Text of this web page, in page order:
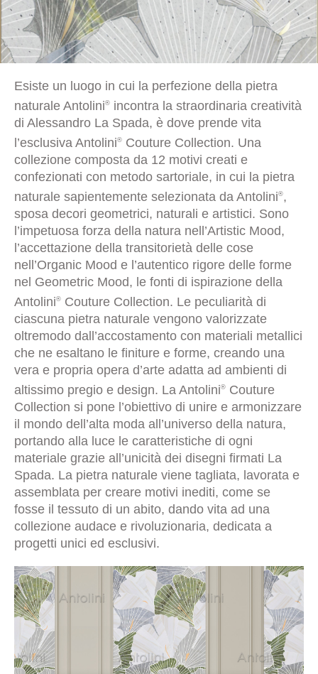
Esiste un luogo in cui la perfezione della pietra
naturale Antolini® incontra la straordinaria creatività
di Alessandro La Spada, è dove prende vita
l’esclusiva Antolini® Couture Collection. Una
collezione composta da 12 motivi creati e
confezionati con metodo sartoriale, in cui la pietra
naturale sapientemente selezionata da Antolini®,
sposa decori geometrici, naturali e artistici. Sono
l’impetuosa forza della natura nell’Artistic Mood,
l’accettazione della transitorietà delle cose
nell’Organic Mood e l’autentico rigore delle forme
nel Geometric Mood, le fonti di ispirazione della
Antolini® Couture Collection. Le peculiarità di
ciascuna pietra naturale vengono valorizzate
oltremodo dall’accostamento con materiali metallici
che ne esaltano le finiture e forme, creando una
vera e propria opera d’arte adatta ad ambienti di
altissimo pregio e design. La Antolini® Couture
Collection si pone l’obiettivo di unire e armonizzare
il mondo dell’alta moda all’universo della natura,
portando alla luce le caratteristiche di ogni
materiale grazie all’unicità dei disegni firmati La
Spada. La pietra naturale viene tagliata, lavorata e
assemblata per creare motivi inediti, come se
fosse il tessuto di un abito, dando vita ad una
collezione audace e rivoluzionaria, dedicata a
progetti unici ed esclusivi.